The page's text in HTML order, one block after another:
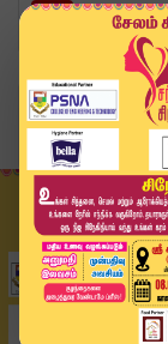
Home
வீடியோ
'போதையில்